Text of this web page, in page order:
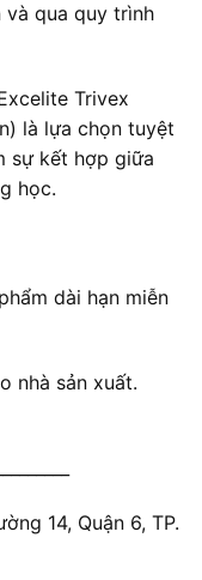
qua quy trình
Trivex
là lựa chọn tuyệt
sự kết hợp giữa
học.
dài hạn miễn
nhà sản xuất.
14, Quận 6, TP.